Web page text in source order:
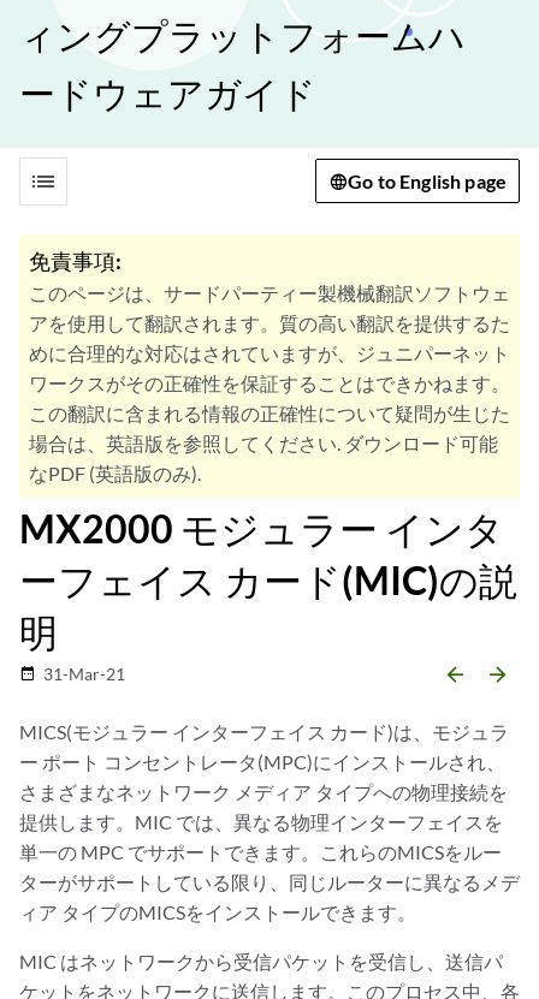
ィングプラットフォームハ
ードウェアガイド
list Go to English page
免責事項:
このページは、サードパーティー製機械翻訳ソフトウェ
アを使用して翻訳されます。質の高い翻訳を提供するた
めに合理的な対応はされていますが、ジュニパーネット
ワークスがその正確性を保証することはできかねます。
この翻訳に含まれる情報の正確性について疑問が生じた
場合は、英語版を参照してください. ダウンロード可能
なPDF (英語版のみ).
MX2000 モジュラー インタ
ーフェイス カード(MIC)の説
明
date_range 31-Mar-21 arrow_backward arrow_forward
MICS(モジュラー インターフェイス カード)は、モジュラ
ー ポート コンセントレータ(MPC)にインストールされ、
さまざまなネットワーク メディア タイプへの物理接続を
提供します。MIC では、異なる物理インターフェイスを
単一の MPC でサポートできます。これらのMICSをルー
ターがサポートしている限り、同じルーターに異なるメデ
ィア タイプのMICSをインストールできます。
MIC はネットワークから受信パケットを受信し、送信パ
ケットをネットワークに送信します。このプロセス中、各